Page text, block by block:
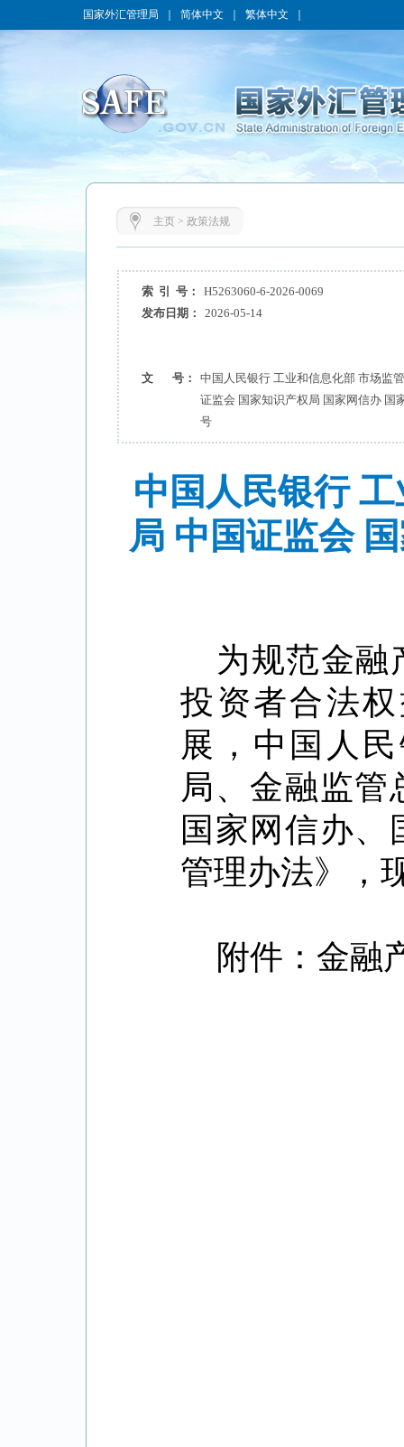
国家外汇管理局 简体中文 繁体中文
主页> 政策法规
索 引 号：
H5263060-6-2026-0069
发布日期：
2026-05-14
文 号：
中国人民银行 工业和信息化部 市场监
证监会 国家知识产权局 国家网信办 国
号
中国人民银行
局 中国证监会
为规范金融
投资者合法
展，中国人
局、金融监
国家网信办
管理办法》，
附件：金融